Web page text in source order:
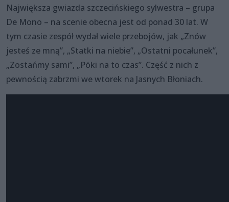
Największa gwiazda szczecińskiego sylwestra – grupa
De Mono – na scenie obecna jest od ponad 30 lat. W
tym czasie zespół wydał wiele przebojów, jak „Znów
jesteś ze mną”, „Statki na niebie”, „Ostatni pocałunek”,
„Zostańmy sami”, „Póki na to czas”. Część z nich z
pewnością zabrzmi we wtorek na Jasnych Błoniach.